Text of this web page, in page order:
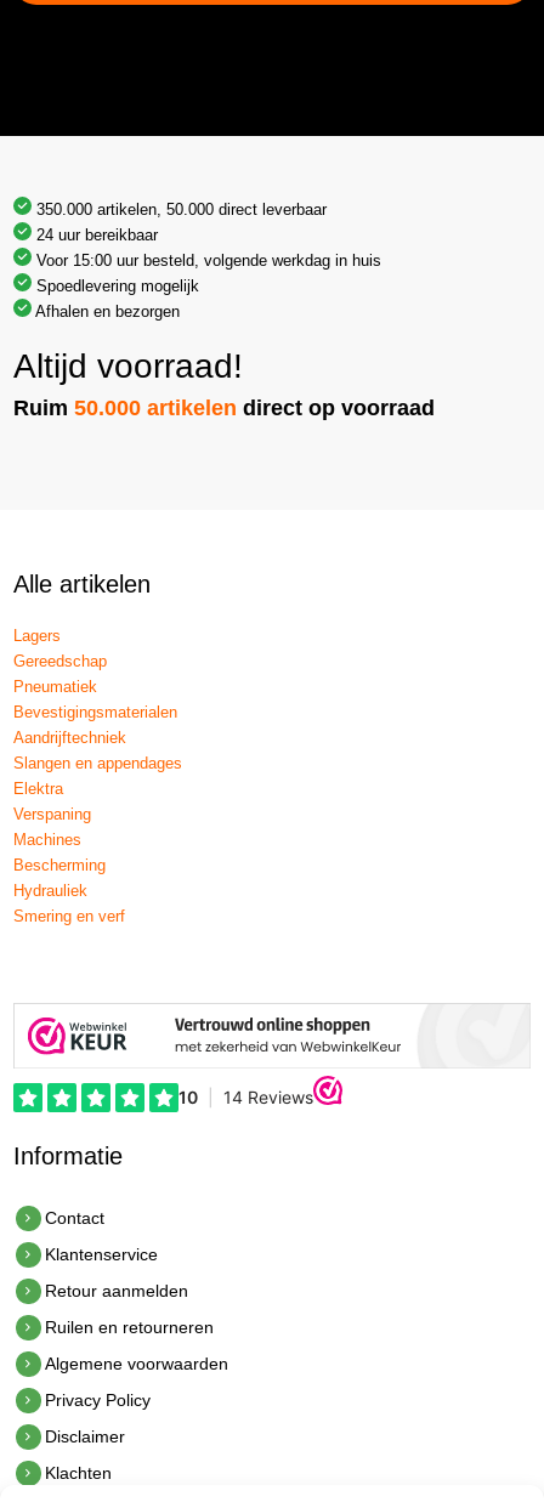
350.000 artikelen, 50.000 direct leverbaar
24 uur bereikbaar
Voor 15:00 uur besteld, volgende werkdag in huis
Spoedlevering mogelijk
Afhalen en bezorgen
Altijd voorraad!
Ruim50.000 artikelen direct op voorraad
Alle artikelen
Lagers
Gereedschap
Pneumatiek
Bevestigingsmaterialen
Aandrijftechniek
Slangen en appendages
Elektra
Verspaning
Machines
Bescherming
Hydrauliek
Smering en verf
Informatie
Contact
Klantenservice
Retour aanmelden
Ruilen en retourneren
Algemene voorwaarden
Privacy Policy
Disclaimer
Klachten